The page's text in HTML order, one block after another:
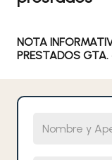
NOTA
PRESTADOS GTA.